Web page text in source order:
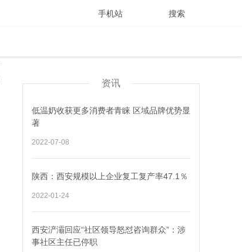
手机站 搜索
资讯
低温奶收获更多消费者青睐 区域品牌优势显
著
2022-07-08
陕西：西安规模以上企业复工复产率47.1％
2022-01-24
西安浐灞回应“社区领导怒怼咨询群众”：涉
事社区主任已停职